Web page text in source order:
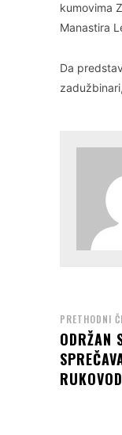
kumovima
Manastira
Da
PRETHODNI
ODRŽAN